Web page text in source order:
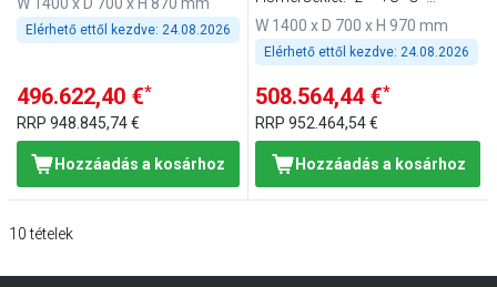
Elérhető ettől kezdve: 24.08.2026
496.622,40 €*
RRP 948.845,74 €
Hozzáadás a kosárhoz
Háttérlappal
W 1400 x D 700 x H 970 mm
Elérhető ettől kezdve:24.08.2026
508.564,44 €*
RRP952.464,54 €
Hozzáadás a kosárhoz
10 tételek